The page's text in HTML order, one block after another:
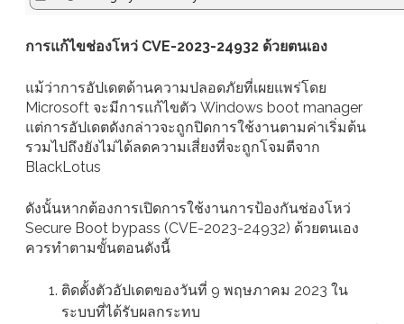
การแก้ไขช่องโหว่ CVE-2023-24932 ด้วยตนเอง
แม้ว่าการอัปเดตด้านความปลอดภัยที่เผยแพร่โดย
Microsoft จะมีการแก้ไขตัว Windows boot manager
แต่การอัปเดตดังกล่าวจะถูกปิดการใช้งานตามค่าเริ่มต้น
รวมไปถึงยังไม่ได้ลดความเสี่ยงที่จะถูกโจมตีจาก
BlackLotus
ดังนั้นหากต้องการเปิดการใช้งานการป้องกันช่องโหว่
Secure Boot bypass (CVE-2023-24932) ด้วยตนเอง
ควรทำตามขั้นตอนดังนี้
ติดตั้งตัวอัปเดตของวันที่ 9 พฤษภาคม 2023 ใน
ระบบที่ได้รับผลกระทบ